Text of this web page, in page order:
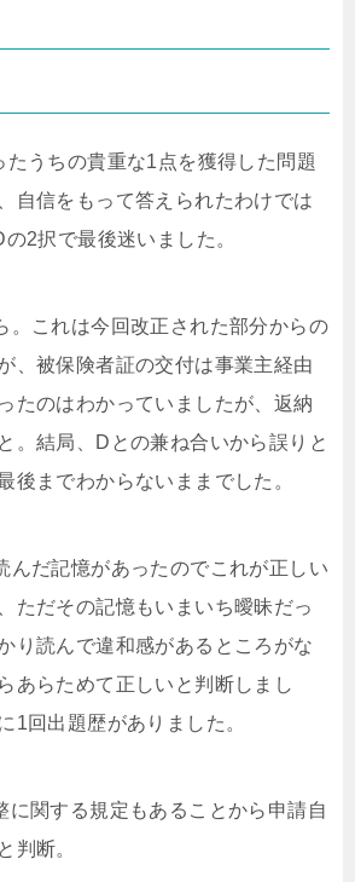
うちの貴重な1点を獲得した問題
自信をもって答えられたわけでは
2択で最後迷いました。
。これは今回改正された部分からの
、被保険者証の交付は事業主経由
たのはわかっていましたが、返納
。結局、Dとの兼ね合いから誤りと
後までわからないままでした。
んだ記憶があったのでこれが正しい
ただその記憶もいまいち曖昧だっ
り読んで違和感があるところがな
あらためて正しいと判断しまし
1回出題歴がありました。
に関する規定もあることから申請自
判断。